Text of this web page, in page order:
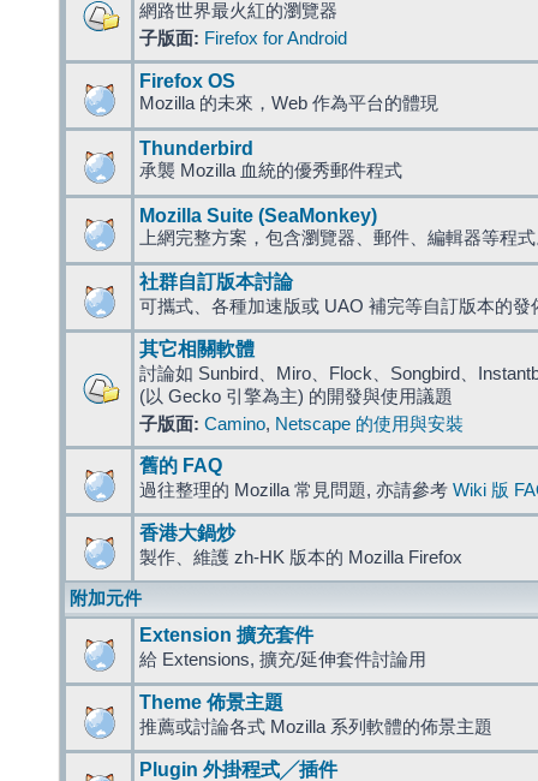
網路世界最火紅的瀏覽器
子版面: Firefox for Android
Firefox OS
Mozilla 的未來，Web 作為平台的體現
Thunderbird
承襲 Mozilla 血統的優秀郵件程式
Mozilla Suite (SeaMonkey)
上網完整方案，包含瀏覽器、郵件、編輯器等程
社群自訂版本討論
可攜式、各種加速版或 UAO 補完等自訂版本的發
其它相關軟體
討論如 Sunbird、Miro、Flock、Songbird、
(以 Gecko 引擎為主) 的開發與使用議題
子版面: Camino, Netscape 的使用與安裝
舊的 FAQ
過往整理的 Mozilla 常見問題, 亦請參考 Wiki 版
香港大鍋炒
製作、維護 zh-HK 版本的 Mozilla Firefox
附加元件
Extension 擴充套件
給 Extensions, 擴充/延伸套件討論用
Theme 佈景主題
推薦或討論各式 Mozilla 系列軟體的佈景主題
Plugin 外掛程式╱插件